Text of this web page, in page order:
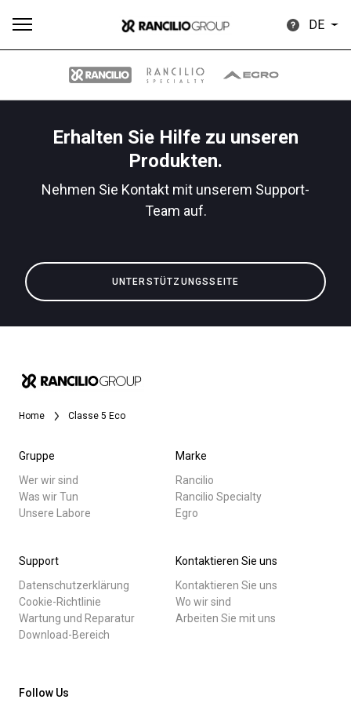
DE
Erhalten Sie Hilfe zu unseren
Produkten.
Nehmen Sie Kontakt mit unserem Support-
Team auf.
UNTERSTÜTZUNGSSEITE
Home Classe 5 Eco
Gruppe
Wer wir sind
Was wir Tun
Unsere Labore
Marke
Rancilio
Rancilio Specialty
Egro
Support
Datenschutzerklärung
Cookie-Richtlinie
Wartung und Reparatur
Download-Bereich
Kontaktieren Sie uns
Kontaktieren Sie uns
Wo wir sind
Arbeiten Sie mit uns
Follow Us
Alle
Nachrichten
Herunterladen
Mehr
Our brands
Gruppe
Nachrichten
Unsere Labore
Connect
Kontaktieren Sie uns